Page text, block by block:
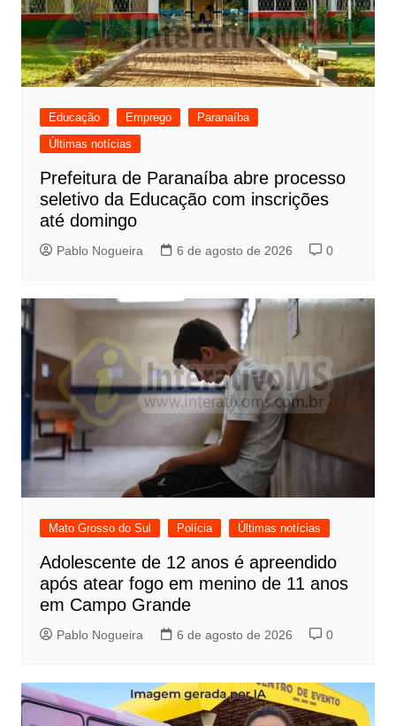
Educação Emprego
Paranaíba
Últimas notícias
Prefeitura de Paranaíba abre processo
seletivo da Educação com inscrições
até domingo
Pablo Nogueira 6 de agosto de 2026 0
Mato Grosso do Sul Polícia Últimas notícias
Adolescente de 12 anos é apreendido
após atear fogo em menino de 11 anos
em Campo Grande
Pablo Nogueira 6 de agosto de 2026 0